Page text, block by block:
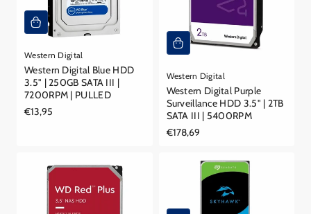
Western Digital
Western Digital Blue HDD
3.5" | 250GB SATA III |
7200RPM | PULLED
Reguliere
€13,95
Western Digital
Western Digital Purple
Surveillance HDD 3.5" | 2TB
SATA III | 5400RPM
Reguliere
€178,69